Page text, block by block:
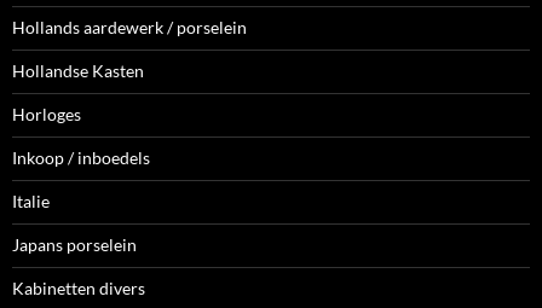
Hollands aardewerk / porselein
Hollandse Kasten
Horloges
Inkoop / inboedels
Italie
Japans porselein
Kabinetten divers